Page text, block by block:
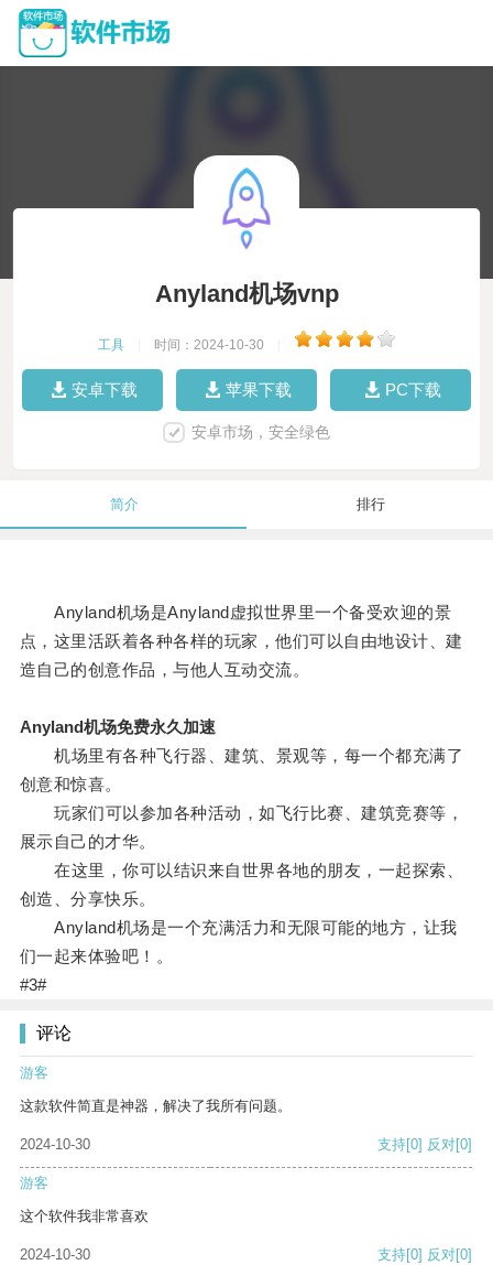
Anyland机场vnp
工具 时间：2024-10-30
安卓下载 苹果下载 PC下载
安卓市场，安全绿色
简介 排行
Anyland机场是Anyland虚拟世界里一个备受欢迎的景
点，这里活跃着各种各样的玩家，他们可以自由地设计、建
造自己的创意作品，与他人互动交流。
Anyland机场免费永久加速
机场里有各种飞行器、建筑、景观等，每一个都充满了
创意和惊喜。
玩家们可以参加各种活动，如飞行比赛、建筑竞赛等，
展示自己的才华。
在这里，你可以结识来自世界各地的朋友，一起探索、
创造、分享快乐。
Anyland机场是一个充满活力和无限可能的地方，让我
们一起来体验吧！。
#3#
评论
游客
这款软件简直是神器，解决了我所有问题。
2024-10-30 支持[0] 反对[0]
游客
这个软件我非常喜欢
2024-10-30 支持[0] 反对[0]